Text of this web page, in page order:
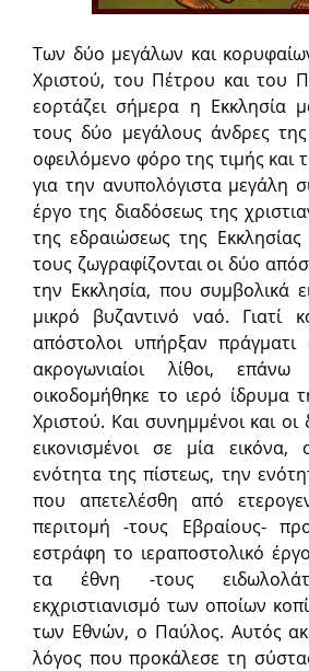
Των δύο μεγάλων και
Χριστού, του Πέτρου και του
εορτάζει σήμερα η Εκκλησία
τους δύο μεγάλους άνδρες
οφειλόμενο φόρο της τιμής και
για την ανυπολόγιστα μεγάλη
έργο της διαδόσεως της
της εδραιώσεως της Εκκλησίας
τους ζωγραφίζονται οι δύο
την Εκκλησία, που συμβολικά
μικρό βυζαντινό ναό. Γιατί
απόστολοι υπήρξαν πράγματι
ακρογωνιαίοι λίθοι,
οικοδομήθηκε το ιερό ίδρυμα
Χριστού. Και συνημμένοι και
εικονισμένοι σε μία εικόνα,
ενότητα της πίστεως, την
που απετελέσθη από
περιτομή -τους Εβραίους-
εστράφη το ιεραποστολικό
τα έθνη -τους
εκχριστιανισμό των οποίων
των Εθνών, ο Παύλος. Αυτός
λόγος που προκάλεσε τη